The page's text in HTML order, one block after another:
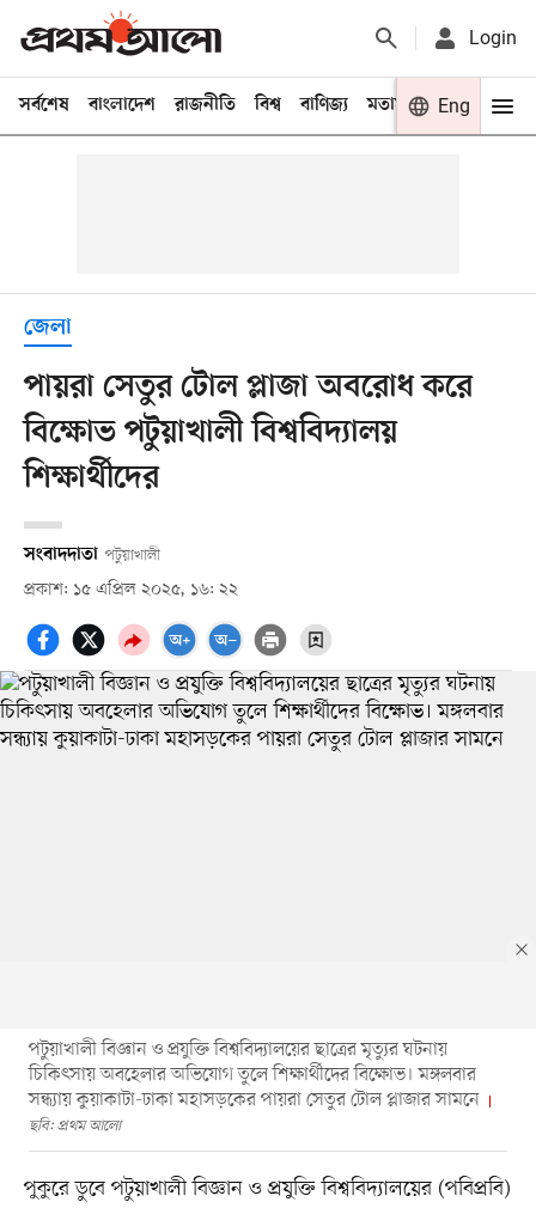
Login
সর্বশেষ বাংলাদেশ রাজনীতি বিশ্ব বাণিজ্য মতামত খেলা
Eng
জেলা
পায়রা সেতুর টোল প্লাজা অব‌রোধ ক‌রে
বি‌ক্ষোভ পটুয়াখালী বিশ্ববিদ্যালয়
শিক্ষার্থীদের
সংবাদদাতা পটুয়াখালী
প্রকাশ: ১৫ এপ্রিল ২০২৫, ১৬: ২২
পটুয়াখালী বিজ্ঞান ও প্রযুক্তি বিশ্ববিদ্যালয়ের ছাত্রের মৃত্যুর ঘটনায়
চিকিৎসায় অবহেলার অভিযোগ তুলে শিক্ষার্থীদের বি‌ক্ষোভ। মঙ্গলবার
সন্ধ্যায় কুয়াকাটা-ঢাকা মহাসড়‌কের পায়রা সেতুর টোল প্লাজার সামনে
ছবি: প্রথম আলো
পুকুরে ডুবে পটুয়াখালী বিজ্ঞান ও প্রযুক্তি বিশ্ববিদ্যালয়ের (পবিপ্রবি)